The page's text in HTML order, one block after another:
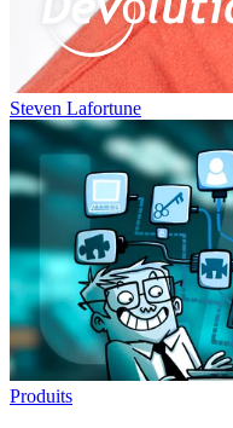
Steven Lafortune
Produits